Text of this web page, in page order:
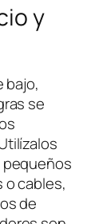
y
bajo,
se
cables,
de